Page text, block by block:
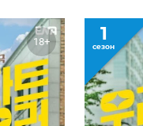
18+ 1
сезон